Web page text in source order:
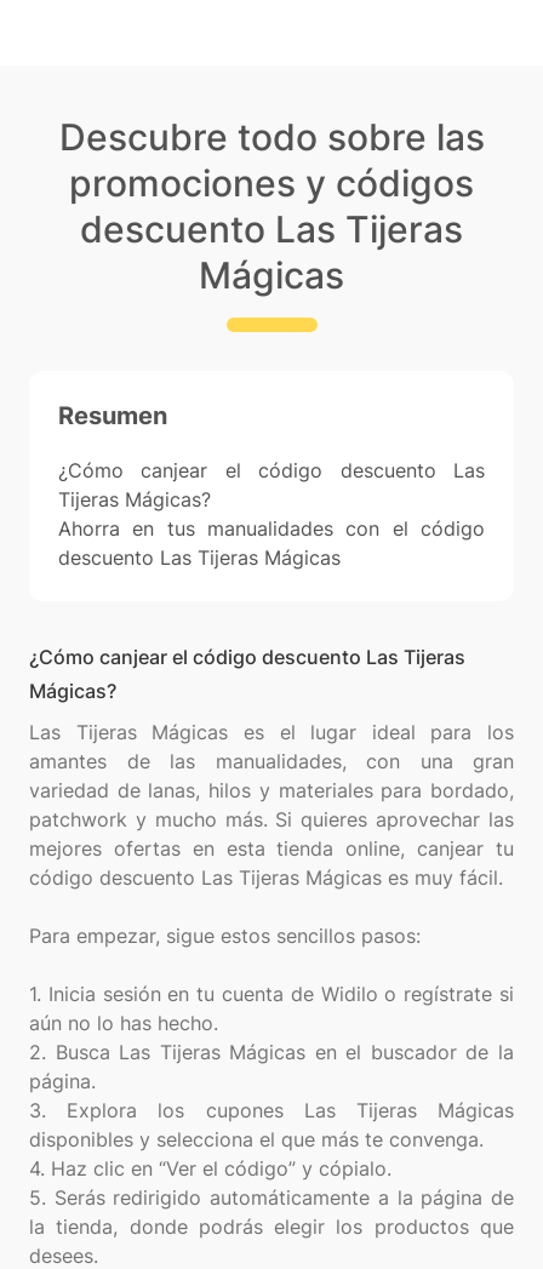
Descubre todo sobre las
promociones y códigos
descuento Las Tijeras
Mágicas
Resumen
¿Cómo canjear el código descuento Las
Tijeras Mágicas?
Ahorra en tus manualidades con el código
descuento Las Tijeras Mágicas
¿Cómo canjear el código descuento Las Tijeras
Mágicas?
Las Tijeras Mágicas es el lugar ideal para los
amantes de las manualidades, con una gran
variedad de lanas, hilos y materiales para bordado,
patchwork y mucho más. Si quieres aprovechar las
mejores ofertas en esta tienda online, canjear tu
código descuento Las Tijeras Mágicas es muy fácil.
Para empezar, sigue estos sencillos pasos:
1. Inicia sesión en tu cuenta de Widilo o regístrate si
aún no lo has hecho.
2. Busca Las Tijeras Mágicas en el buscador de la
página.
3. Explora los cupones Las Tijeras Mágicas
disponibles y selecciona el que más te convenga.
4. Haz clic en “Ver el código” y cópialo.
5. Serás redirigido automáticamente a la página de
la tienda, donde podrás elegir los productos que
desees.